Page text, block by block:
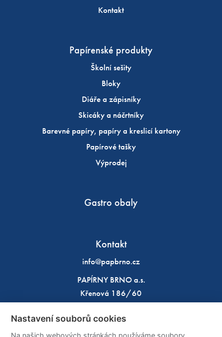
Kontakt
Papírenské produkty
Školní sešity
Bloky
Diáře a zápisníky
Skicáky a náčrtníky
Barevné papíry, papíry a kreslicí kartony
Papírové tašky
Výprodej
Gastro obaly
Kontakt
info@papbrno.cz
PAPÍRNY BRNO a.s.
Křenová 186/60
IČO: 49970933
Nastavení souborů cookies
Na našich webových stránkách používáme soubory